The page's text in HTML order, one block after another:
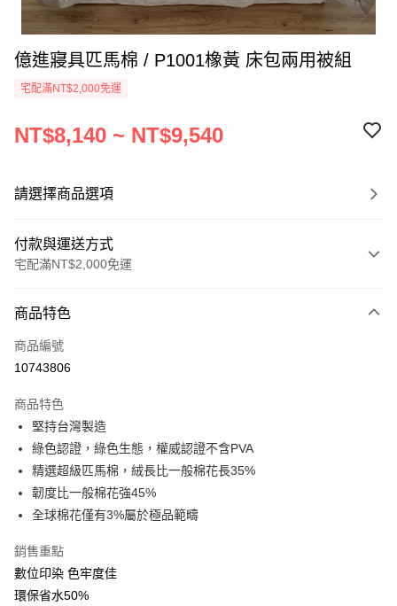
億進寢具匹馬棉 / P1001橡黃 床包兩用被組
宅配滿NT$2,000免運
NT$8,140 ~ NT$9,540
請選擇商品選項
付款與運送方式
宅配滿NT$2,000免運
信用卡一次付款
信用卡分期付款
合作金庫商業銀行
華南商業銀行
上海商業儲蓄銀行
台北富邦商業銀行
國泰世華商業銀行
兆豐國際商業銀行
臺灣中小企業銀行
匯豐（台灣）商業銀行
聯邦商業銀行
元大商業銀行
台新國際商業銀行
台灣樂天信用卡公司
6 期 0 利率 每期
華南商業銀行
彰化商業銀行
上海商業儲蓄銀行
台北富邦商業銀行
國泰世華商業銀行
臺灣中小企業銀行
聯邦商業銀行
元大商業銀行
玉山商業銀行
LINE Pay
Apple Pay
悠遊付
Google Pay
ATM付款
商品特色
商品編號
10743806
商品特色
堅持台灣製造
綠色認證，綠色生態，權威認證不含PVA
精選超級匹馬棉，絨長比一般棉花長35%
韌度比一般棉花強45%
全球棉花僅有3%屬於極品範疇
銷售重點
數位印染 色牢度佳
環保省水50%